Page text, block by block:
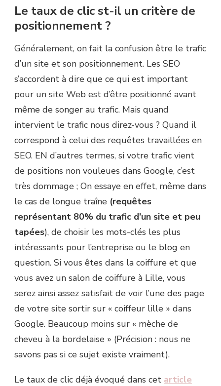
Le taux de clic st-il un critère de
positionnement ?
Généralement, on fait la confusion être le trafic
d’un site et son positionnement. Les SEO
s’accordent à dire que ce qui est important
pour un site Web est d’être positionné avant
même de songer au trafic. Mais quand
intervient le trafic nous direz-vous ? Quand il
correspond à celui des requêtes travaillées en
SEO. EN d’autres termes, si votre trafic vient
de positions non vouleues dans Google, c’est
très dommage ; On essaye en effet, même dans
le cas de longue traîne (requêtes
représentant 80% du trafic d’un site et peu
tapées), de choisir les mots-clés les plus
intéressants pour l’entreprise ou le blog en
question. Si vous êtes dans la coiffure et que
vous avez un salon de coiffure à Lille, vous
serez ainsi assez satisfait de voir l’une des page
de votre site sortir sur « coiffeur lille » dans
Google. Beaucoup moins sur « mèche de
cheveu à la bordelaise » (Précision : nous ne
savons pas si ce sujet existe vraiment).
Le taux de clic déjà évoqué dans cet article